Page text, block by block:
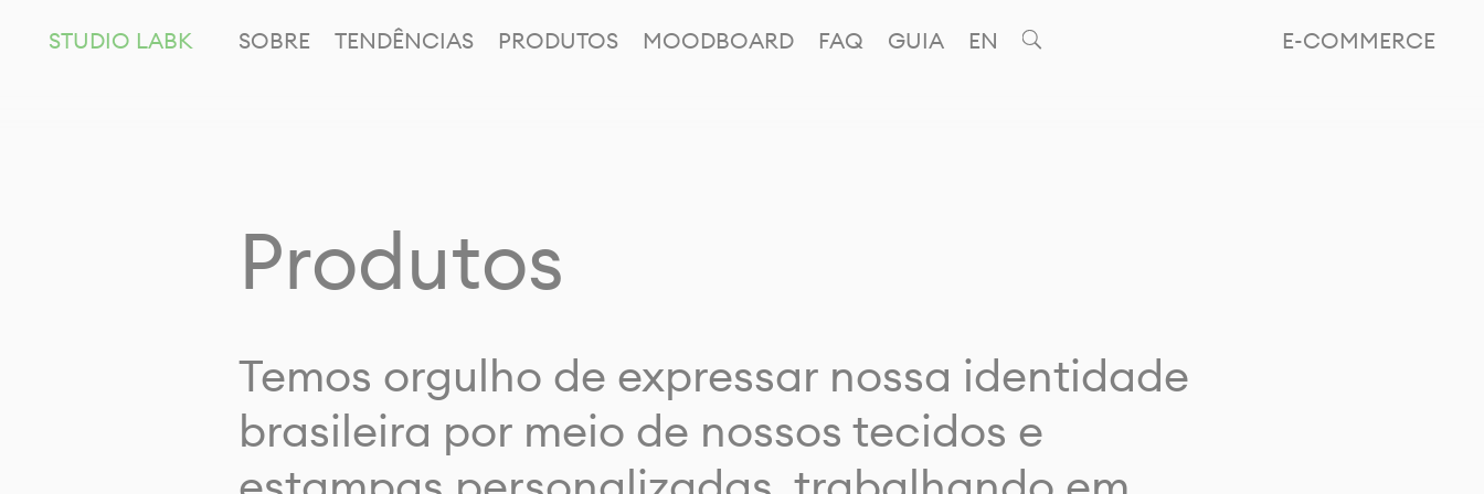
E-COMMERCE
STUDIO LABK SOBRE TENDÊNCIAS PRODUTOS MOODBOARD FAQ GUIA EN
Produtos
Temos orgulho de expressar nossa identidade
brasileira por meio de nossos tecidos e